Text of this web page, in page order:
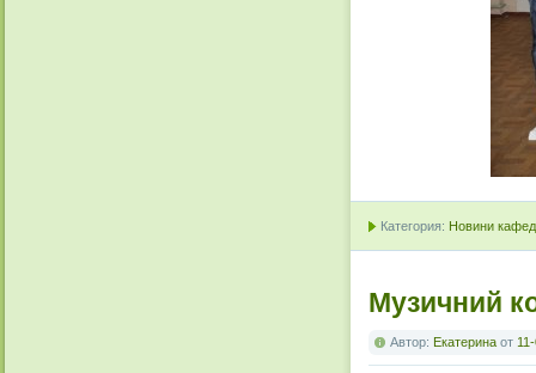
Категория: Новини
Музичний
Автор: Екатерина от